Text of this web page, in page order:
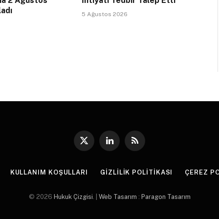
5 Ağustos 2026
X
LinkedInRSS
KULLANIM KOŞULLARI GIZLILIK POLITIKASI ÇEREZ
© 2026 Hukuk Çizgisi. | Web Tasarım : Paragon Tasarım